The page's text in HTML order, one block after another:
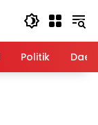
Politik